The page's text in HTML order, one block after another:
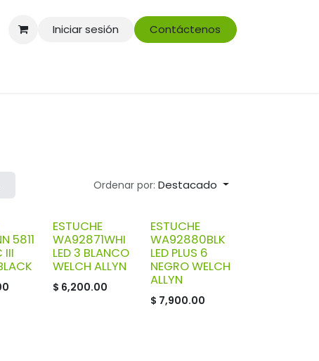
Iniciar sesión Contáctenos
Ordenar por: Destacado
5811
III
ESTUCHE
WA92871WHI
LED 3 BLANCO
WELCH ALLYN
$ 6,200.00
ESTUCHE
WA92880BLK
LED PLUS 6
NEGRO WELCH
ALLYN
$ 7,900.00